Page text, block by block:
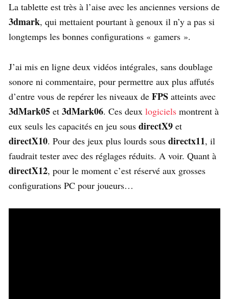
La tablette est très à l’aise avec les anciennes versions de
3dmark, qui mettaient pourtant à genoux il n’y a pas si
longtemps les bonnes configurations « gamers ».
J’ai mis en ligne deux vidéos intégrales, sans doublage
sonore ni commentaire, pour permettre aux plus affutés
d’entre vous de repérer les niveaux de FPS atteints avec
3dMark05 et 3dMark06. Ces deux logiciels montrent à
eux seuls les capacités en jeu sous directX9 et
directX10. Pour des jeux plus lourds sous directx11, il
faudrait tester avec des réglages réduits. A voir. Quant à
directX12, pour le moment c’est réservé aux grosses
configurations PC pour joueurs…